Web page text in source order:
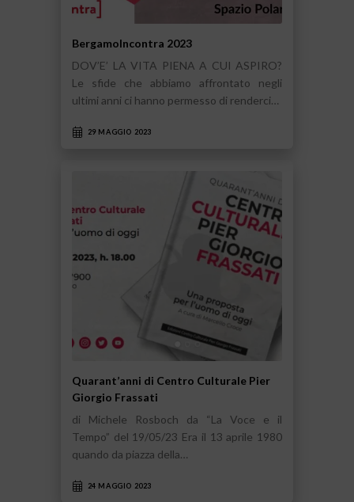
BergamoIncontra 2023
DOV’E’ LA VITA PIENA A CUI ASPIRO?
Le sfide che abbiamo affrontato negli
ultimi anni ci hanno permesso di renderci…
29 MAGGIO 2023
Quarant’anni di Centro Culturale Pier
Giorgio Frassati
di Michele Rosboch da “La Voce e il
Tempo” del 19/05/23 Era il 13 aprile 1980
quando da piazza della…
24 MAGGIO 2023